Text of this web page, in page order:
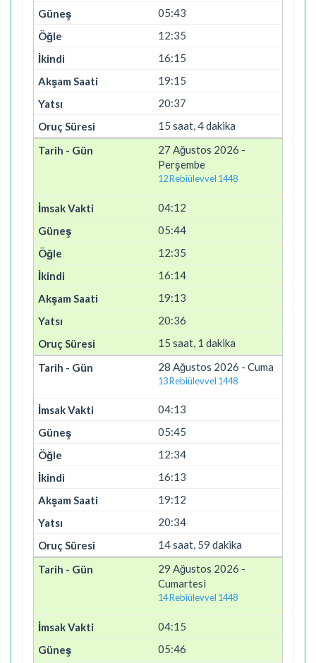
05:43
12:35
16:15
19:15
20:37
15 saat, 4 dakika
27 Ağustos 2026 -
Perşembe
12 Rebiülevvel 1448
04:12
05:44
12:35
16:14
19:13
20:36
15 saat, 1 dakika
28 Ağustos 2026 - Cuma
13 Rebiülevvel 1448
04:13
05:45
12:34
16:13
19:12
20:34
14 saat, 59 dakika
29 Ağustos 2026 -
Cumartesi
14 Rebiülevvel 1448
04:15
05:46